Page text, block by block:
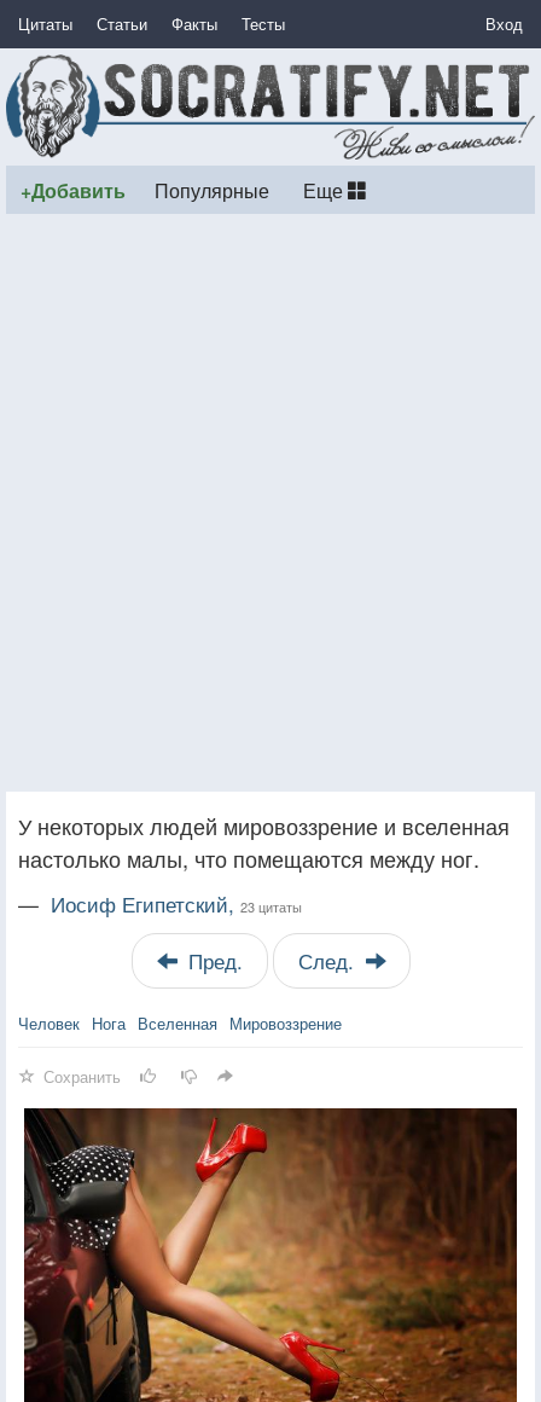
Цитаты Статьи Факты Тесты Вход
+Добавить Популярные Еще
У некоторых людей мировоззрение и вселенная
настолько малы, что помещаются между ног.
— Иосиф Египетский, 23 цитаты
Пред. След.
Человек Нога Вселенная Мировоззрение
Сохранить